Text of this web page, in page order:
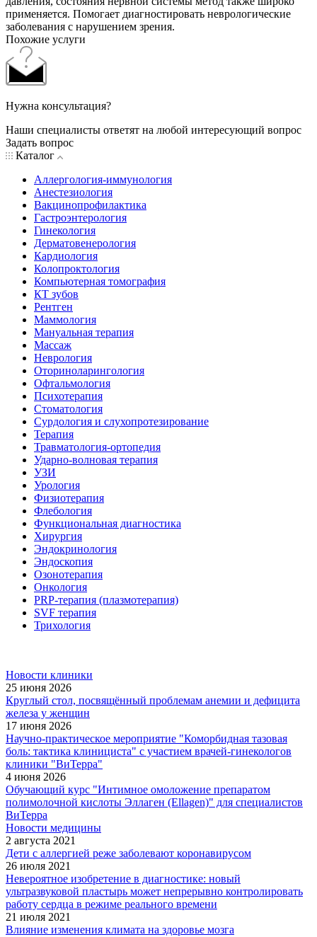
применяется. Помогает диагностировать неврологические
заболевания с нарушением зрения.
Похожие услуги
Нужна консультация?
Наши специалисты ответят на любой интересующий вопрос
Задать вопрос
Каталог
Аллергология-иммунология
Анестезиология
Вакцинопрофилактика
Гастроэнтерология
Гинекология
Дерматовенерология
Кардиология
Колопроктология
Компьютерная томография
КТ зубов
Рентген
Маммология
Мануальная терапия
Массаж
Неврология
Оториноларингология
Офтальмология
Психотерапия
Стоматология
Сурдология и слухопротезирование
Терапия
Травматология-ортопедия
Ударно-волновая терапия
УЗИ
Урология
Физиотерапия
Флебология
Функциональная диагностика
Хирургия
Эндокринология
Эндоскопия
Озонотерапия
Онкология
PRP-терапия (плазмотерапия)
SVF терапия
Трихология
Новости клиники
25 июня 2026
Круглый стол, посвящённый проблемам анемии и дефицита
железа у женщин
17 июня 2026
Научно-практическое мероприятие "Коморбидная тазовая
боль: тактика клинициста" с участием врачей-гинекологов
клиники "ВиТерра"
4 июня 2026
Обучающий курс "Интимное омоложение препаратом
полимолочной кислоты Эллаген (Ellagen)" для специалистов
ВиТерра
Новости медицины
2 августа 2021
Дети с аллергией реже заболевают коронавирусом
26 июля 2021
Невероятное изобретение в диагностике: новый
ультразвуковой пластырь может непрерывно контролировать
работу сердца в режиме реального времени
21 июля 2021
Влияние изменения климата на здоровье мозга